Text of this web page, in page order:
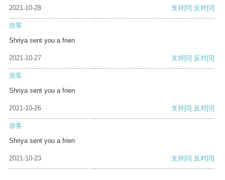
2021-10-28 支持[0] 反对[0]
游客
Shriya sent you a frien
2021-10-27 支持[0] 反对[0]
游客
Shriya sent you a frien
2021-10-26 支持[0] 反对[0]
游客
Shriya sent you a frien
2021-10-23 支持[0] 反对[0]